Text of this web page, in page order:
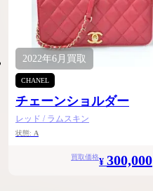
2022年6月 買取
CHANEL
チェーンショルダー
レッド / ラムスキン
状態: A
買取価格¥ 300,000